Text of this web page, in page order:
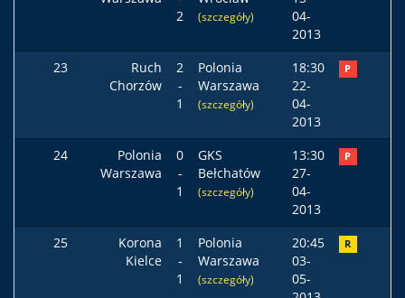
2
(szczegóły)
04-
2013
23
Ruch
Chorzów
2
-
1
Polonia
Warszawa
(szczegóły)
18:30
22-
04-
2013
P
24
Polonia
Warszawa
0
-
1
GKS
Bełchatów
(szczegóły)
13:30
27-
04-
2013
P
25
Korona
Kielce
1
-
1
Polonia
Warszawa
(szczegóły)
20:45
03-
05-
R